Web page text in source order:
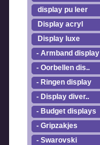
display pu leer
Display acryl
Display luxe
- Armband display
- Oorbellen dis..
- Ringen display
- Display diver..
- Budget displays
- Gripzakjes
- Swarovski